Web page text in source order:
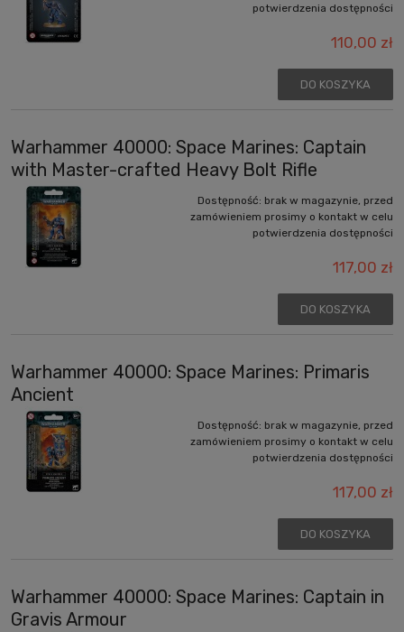
potwierdzenia dostępności
110,00 zł
DO KOSZYKA
Warhammer 40000: Space Marines: Captain
with Master-crafted Heavy Bolt Rifle
Dostępność: brak w magazynie, przed
zamówieniem prosimy o kontakt w celu
potwierdzenia dostępności
117,00 zł
DO KOSZYKA
Warhammer 40000: Space Marines: Primaris
Ancient
Dostępność: brak w magazynie, przed
zamówieniem prosimy o kontakt w celu
potwierdzenia dostępności
117,00 zł
DO KOSZYKA
Warhammer 40000: Space Marines: Captain in
Gravis Armour